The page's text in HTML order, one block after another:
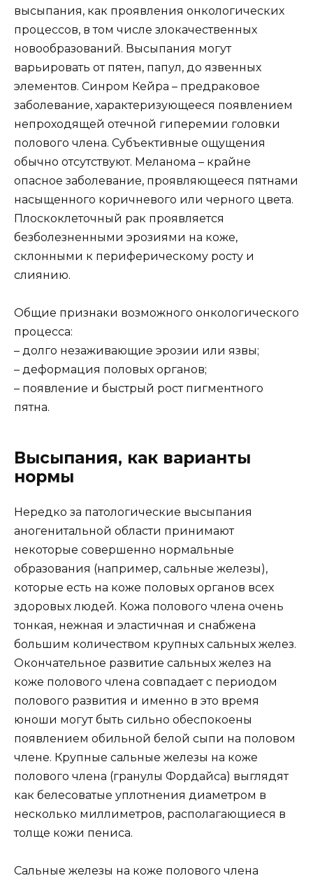
высыпания, как проявления онкологических
процессов, в том числе злокачественных
новообразований. Высыпания могут
варьировать от пятен, папул, до язвенных
элементов. Синром Кейра – предраковое
заболевание, характеризующееся появлением
непроходящей отечной гиперемии головки
полового члена. Субъективные ощущения
обычно отсутствуют. Меланома – крайне
опасное заболевание, проявляющееся пятнами
насыщенного коричневого или черного цвета.
Плоскоклеточный рак проявляется
безболезненными эрозиями на коже,
склонными к периферическому росту и
слиянию.
Общие признаки возможного онкологического
процесса:
– долго незаживающие эрозии или язвы;
– деформация половых органов;
– появление и быстрый рост пигментного
пятна.
Высыпания, как варианты
нормы
Нередко за патологические высыпания
аногенитальной области принимают
некоторые совершенно нормальные
образования (например, сальные железы),
которые есть на коже половых органов всех
здоровых людей. Кожа полового члена очень
тонкая, нежная и эластичная и снабжена
большим количеством крупных сальных желез.
Окончательное развитие сальных желез на
коже полового члена совпадает с периодом
полового развития и именно в это время
юноши могут быть сильно обеспокоены
появлением обильной белой сыпи на половом
члене. Крупные сальные железы на коже
полового члена (гранулы Фордайса) выглядят
как белесоватые уплотнения диаметром в
несколько миллиметров, располагающиеся в
толще кожи пениса.
Сальные железы на коже полового члена